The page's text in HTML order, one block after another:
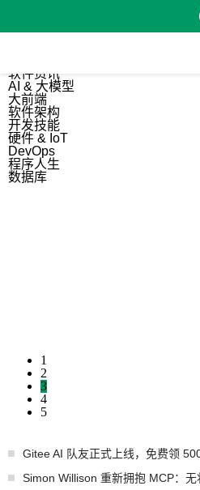
软件资讯
AI & 大模型
大前端
软件架构
开发技能
硬件 & IoT
DevOps
程序人生
数据库
1
2
3
4
5
Gitee AI 队友正式上线，免费领
Simon Willison 重新拥抱 MCP：无